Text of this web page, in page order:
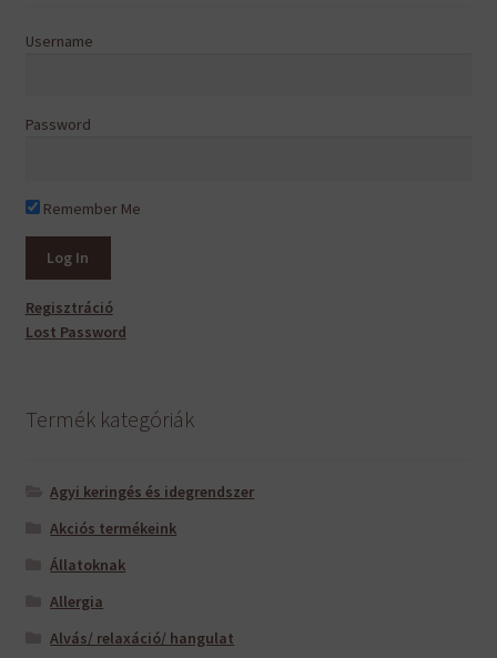
Username
Password
Remember Me
Regisztráció
Lost Password
Termék kategóriák
Agyi keringés és idegrendszer
Akciós termékeink
Állatoknak
Allergia
Alvás/ relaxáció/ hangulat